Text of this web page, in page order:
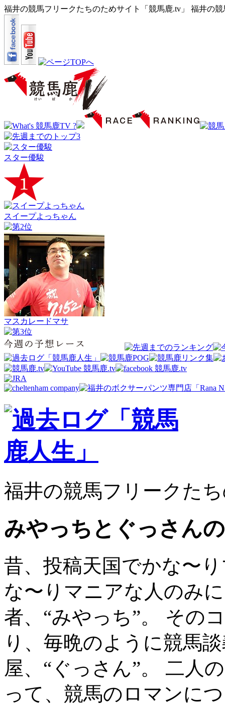
福井の競馬フリークたちのためサイト「競馬鹿.tv」 福井の
スター優駿
スイープよっちゃん
マスカレードマサ
福井の競馬フリークた
みやっちとぐっさん
昔、投稿天国でかな〜
な〜りマニアな人のみ
者、“みやっち”。 その
り、毎晩のように競馬
屋、“ぐっさん”。 二人
って、競馬のロマンに